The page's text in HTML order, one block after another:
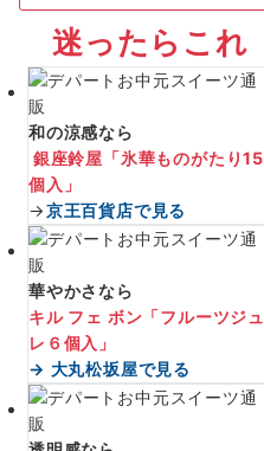
迷ったらこれ
和の涼感なら
銀座鈴屋「氷華ものがたり15
個入」
→京王百貨店で見る
華やかさなら
キル フェ ボン「フルーツジュ
レ６個入」
→ 大丸松坂屋で見る